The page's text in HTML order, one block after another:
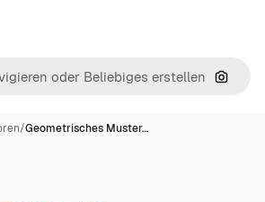
Nach
/Geometrisches Muster…